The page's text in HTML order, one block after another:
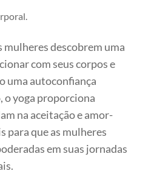
descobrem uma
com seus corpos e
uma autoconfiança
o yoga proporciona
na aceitação e amor-
para que as mulheres
em suas jornadas